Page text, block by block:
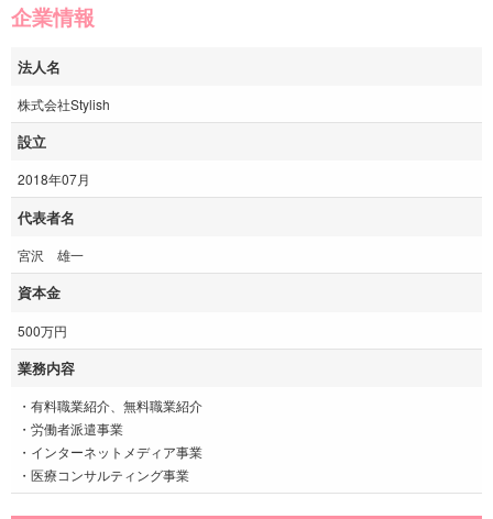
企業情報
法人名
株式会社Stylish
設立
2018年07月
代表者名
宮沢 雄一
資本金
500万円
業務内容
・有料職業紹介、無料職業紹介
・労働者派遣事業
・インターネットメディア事業
・医療コンサルティング事業